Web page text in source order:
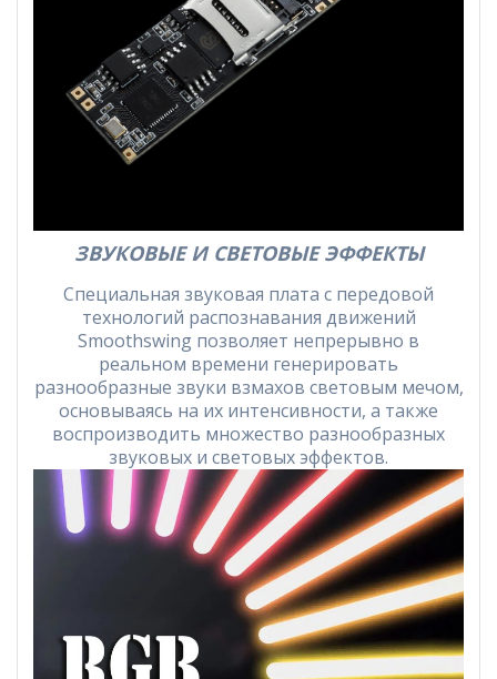
ЗВУКОВЫЕ И СВЕТОВЫЕ ЭФФЕКТЫ
Специальная звуковая плата с передовой
технологий распознавания движений
Smoothswing позволяет непрерывно в
реальном времени генерировать
разнообразные звуки взмахов световым мечом,
основываясь на их интенсивности, а также
воспроизводить множество разнообразных
звуковых и световых эффектов.